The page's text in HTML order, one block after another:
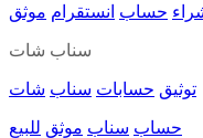
حساب انستقرام موثق
سناب شات
توثيق حسابات سناب شات
حساب سناب موثق للبيع